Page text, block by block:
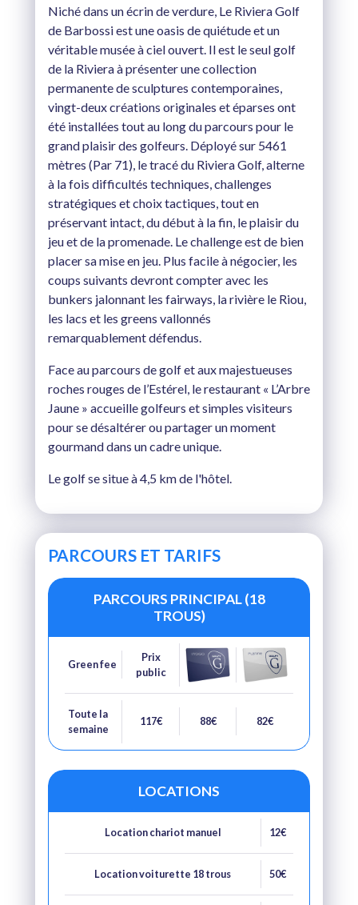
Niché dans un écrin de verdure, Le Riviera Golf
de Barbossi est une oasis de quiétude et un
véritable musée à ciel ouvert. Il est le seul golf
de la Riviera à présenter une collection
permanente de sculptures contemporaines,
vingt-deux créations originales et éparses ont
été installées tout au long du parcours pour le
grand plaisir des golfeurs. Déployé sur 5461
mètres (Par 71), le tracé du Riviera Golf, alterne
à la fois difficultés techniques, challenges
stratégiques et choix tactiques, tout en
préservant intact, du début à la fin, le plaisir du
jeu et de la promenade. Le challenge est de bien
placer sa mise en jeu. Plus facile à négocier, les
coups suivants devront compter avec les
bunkers jalonnant les fairways, la rivière le Riou,
les lacs et les greens vallonnés
remarquablement défendus.
Face au parcours de golf et aux majestueuses
roches rouges de l’Estérel, le restaurant « L’Arbre
Jaune » accueille golfeurs et simples visiteurs
pour se désaltérer ou partager un moment
gourmand dans un cadre unique.
Le golf se situe à 4,5 km de l'hôtel.
PARCOURS ET TARIFS
PARCOURS PRINCIPAL (18
TROUS)
Green fee
Prix
public
Toute la
semaine
117€ 88€ 82€
LOCATIONS
Location chariot manuel 12€
Location voiturette 18 trous 50€